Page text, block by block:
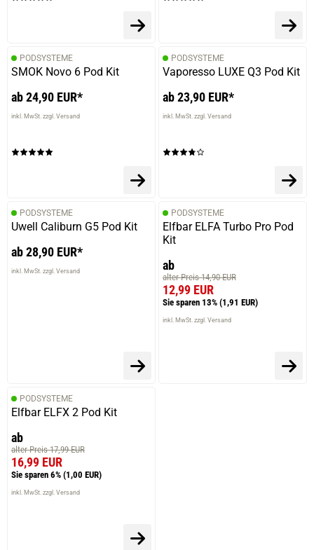
PODSYSTEME
SMOK Novo 6 Pod Kit
ab 24,90 EUR*
inkl. MwSt. zzgl. Versand
PODSYSTEME
Vaporesso LUXE Q3 Pod Kit
ab 23,90 EUR*
inkl. MwSt. zzgl. Versand
PODSYSTEME
Uwell Caliburn G5 Pod Kit
ab 28,90 EUR*
inkl. MwSt. zzgl. Versand
PODSYSTEME
Elfbar ELFA Turbo Pro Pod
Kit
ab
alter Preis 14,90 EUR
12,99 EUR
Sie sparen 13% (1,91 EUR)
inkl. MwSt. zzgl. Versand
PODSYSTEME
Elfbar ELFX 2 Pod Kit
ab
alter Preis 17,99 EUR
16,99 EUR
Sie sparen 6% (1,00 EUR)
inkl. MwSt. zzgl. Versand